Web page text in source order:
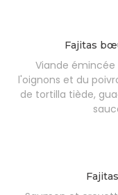
Fajitas
Viande émincée
l'oignons et du
de tortilla tiède,